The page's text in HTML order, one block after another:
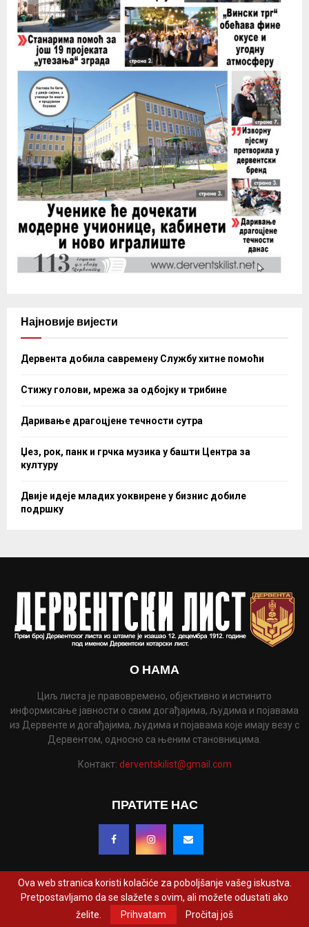
Најновије вијести
Дервента добила савремену Службу хитне помоћи
Стижу голови, мрежа за одбојку и трибине
Даривање драгоцјене течности сутра
Џез, рок, панк и грчка музика у башти Центра за
културу
Двије идеје младих уоквирене у бизнис добиле
подршку
О НАМА
Циљ листа је правовремено, објективно и истинито
информисање јавности о свим догађајима, људима и појавама
из Дервенте и догађајима, људима и појавама које имају везу с
Дервентом, односно са њеним становницима.
Контакт: derventskilist@gmail.com
ПРАТИТЕ НАС
@2022 - www.derventskilist.net. Сва права задржана. Дизајнирао и развио
ProCreative Studio
Ova web stranica koristi kolačiće za poboljšanje vašeg iskustva.
Pretpostavljamo da se slažete s ovim, ali možete odustati ako
želite.
Prihvatam Pročitaj još